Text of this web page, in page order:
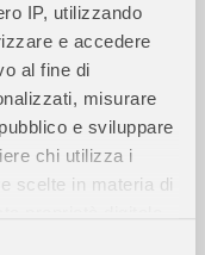
IP, utilizzando
e accedere
al fine di
misurare
e sviluppare
chi utilizza i
scelte in materia di